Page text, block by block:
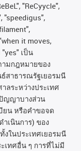
"ReCyycle",
"speedigus",
it moves,
"yes" เป็น
ามกฎหมายของ
สาธารณรัฐเยอรมนี
ลระหว่างประเทศ
ญญาบางส่วน
ยน หรือคำขอจด
ำเนินการ) ของ
ทั้งในประเทศเยอรมนี
เทศอื่น ๆ การที่ไม่มี